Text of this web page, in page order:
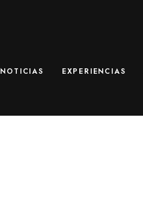
NOTICIAS EXPERIENCIAS